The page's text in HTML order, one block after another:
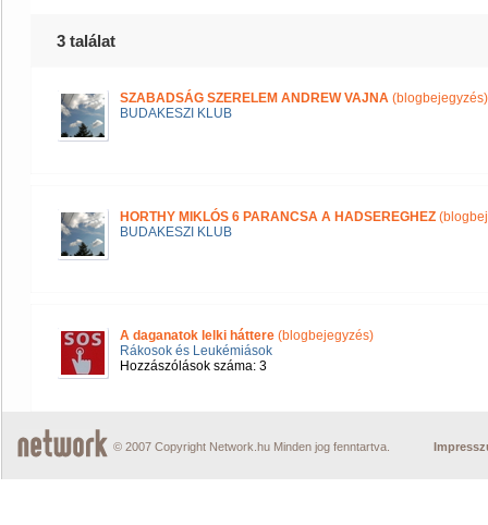
3 találat
SZABADSÁG SZERELEM ANDREW VAJNA (blogbejegyzés)
BUDAKESZI KLUB
HORTHY MIKLÓS 6 PARANCSA A HADSEREGHEZ
BUDAKESZI KLUB
A daganatok lelki háttere (blogbejegyzés)
Rákosok és Leukémiások
Hozzászólások száma: 3
© 2007 Copyright Network.hu Minden jog fenntartva.